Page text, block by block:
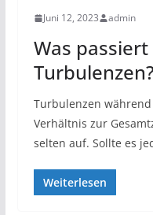
Juni 12, 2023 admin
Was
Turbulenzen?
Turbulenzen
Verhältnis zur
selten auf. Sollte es
Weiterlesen